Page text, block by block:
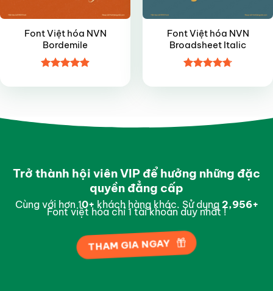
Font Việt hóa NVN
Bordemile
hạng4.95
Font Việt hóa NVN
Broadsheet Italic
hạng4.75
Trở thành hội viên VIP để hưởng những đặc
quyền đẳng cấp
Cùng với hơn 10+ khách hàng khác. Sử dụng 2,997+
Font việt hóa chỉ 1 tài khoản duy nhất !
THAM GIA NGAY